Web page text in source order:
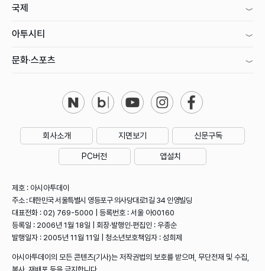
국제
아투시티
문화·스포츠
회사소개 지면보기 신문구독
PC버전 앱설치
제호 : 아시아투데이
주소 : 대한민국 서울특별시 영등포구 의사당대로1길 34 인영빌딩
대표전화 : 02) 769-5000 | 등록번호 : 서울 아00160
등록일 : 2006년 1월 18일 | 회장·발행인·편집인 : 우종순
발행일자 : 2005년 11월 11일 | 청소년보호책임자 : 성희제
아시아투데이의 모든 콘텐츠(기사)는 저작권법의 보호를 받으며, 무단전재 및 수집,